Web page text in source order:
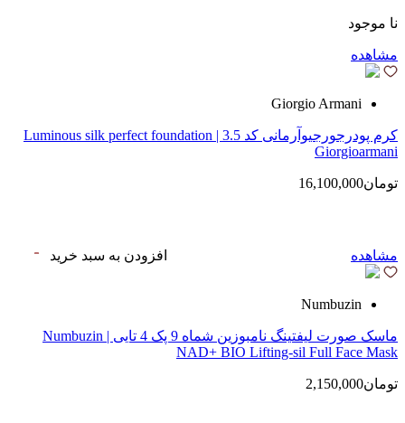
نا موجود
مشاهده
Giorgio Armani
کرم پودرجورجیوآرمانی کد 3.5 | Luminous silk perfect foundation
Giorgioarmani
تومان16,100,000
مشاهده افزودن به سبد خرید
Numbuzin
ماسک صورت لیفتینگ نامبوزین شماه 9 پک 4 تایی | Numbuzin
NAD+ BIO Lifting-sil Full Face Mask
تومان2,150,000